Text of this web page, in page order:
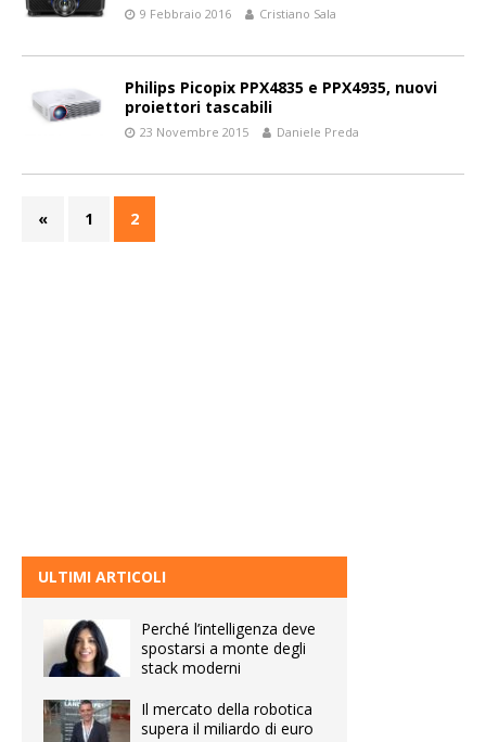
9 Febbraio 2016 Cristiano Sala
Philips Picopix PPX4835 e PPX4935, nuovi
proiettori tascabili
23 Novembre 2015 Daniele Preda
« 1 2
ULTIMI ARTICOLI
Perché l’intelligenza deve
spostarsi a monte degli
stack moderni
Il mercato della robotica
supera il miliardo di euro